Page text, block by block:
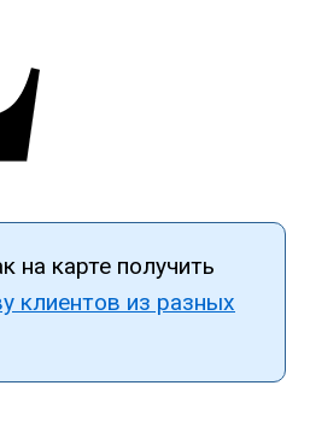
на карте получить
клиентов из разных